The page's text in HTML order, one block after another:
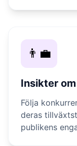
👨‍💼
Insikter
Följa
deras
publikens